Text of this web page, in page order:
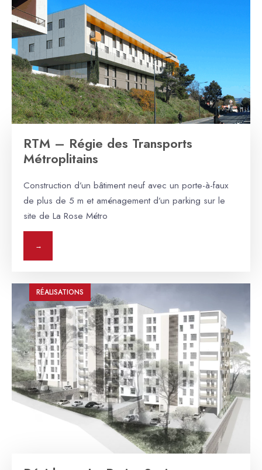
RTM – Régie des Transports
Métroplitains
Construction d’un bâtiment neuf avec un porte-à-faux
de plus de 5 m et aménagement d’un parking sur le
site de La Rose Métro
→
RÉALISATIONS